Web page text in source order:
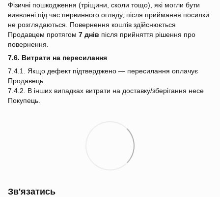
Фізичні пошкодження (тріщини, сколи тощо), які могли бути
виявлені під час первинного огляду, після приймання посилки
не розглядаються. Повернення коштів здійснюється
Продавцем протягом 7 днів після прийняття рішення про
повернення.
7.6. Витрати на пересилання
7.4.1. Якщо дефект підтверджено — пересилання оплачує
Продавець.
7.4.2. В інших випадках витрати на доставку/зберігання несе
Покупець.
Зв'язатись